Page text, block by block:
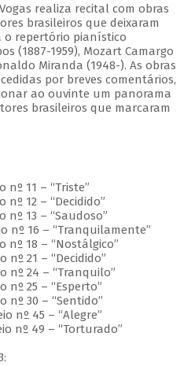
realiza recital com obras
brasileiros que deixaram
o repertório pianístico
(1887-1959), Mozart Camargo
Miranda (1948-). As obras
por breves comentários,
ao ouvinte um panorama
brasileiros que marcaram
nº 11 – “Triste”
nº 12 – “Decidido”
nº 13 – “Saudoso”
nº 16 – “Tranquilamente”
nº 18 – “Nostálgico”
nº 21 – “Decidido”
nº 24 – “Tranquilo”
nº 25 – “Esperto”
nº 30 – “Sentido”
nº 45 – “Alegre”
nº 49 – “Torturado”